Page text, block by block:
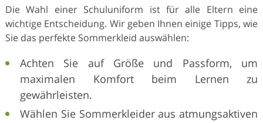
Die Wahl einer Schuluniform ist für alle Eltern eine
wichtige Entscheidung. Wir geben Ihnen einige Tipps, wie
Sie das perfekte Sommerkleid auswählen:
Achten Sie auf Größe und Passform, um
maximalen Komfort beim Lernen zu
gewährleisten.
Wählen Sie Sommerkleider aus atmungsaktiven